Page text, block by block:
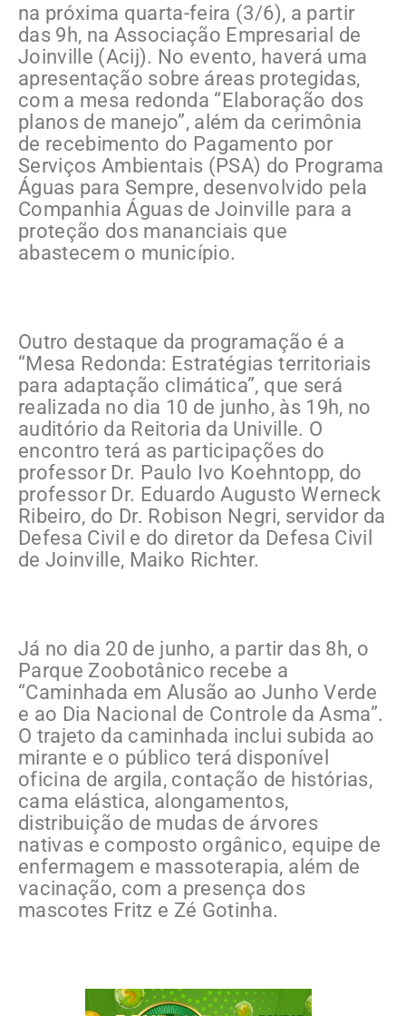
na próxima quarta-feira (3/6), a partir
das 9h, na Associação Empresarial de
Joinville (Acij). No evento, haverá uma
apresentação sobre áreas protegidas,
com a mesa redonda “Elaboração dos
planos de manejo”, além da cerimônia
de recebimento do Pagamento por
Serviços Ambientais (PSA) do Programa
Águas para Sempre, desenvolvido pela
Companhia Águas de Joinville para a
proteção dos mananciais que
abastecem o município.
Outro destaque da programação é a
“Mesa Redonda: Estratégias territoriais
para adaptação climática”, que será
realizada no dia 10 de junho, às 19h, no
auditório da Reitoria da Univille. O
encontro terá as participações do
professor Dr. Paulo Ivo Koehntopp, do
professor Dr. Eduardo Augusto Werneck
Ribeiro, do Dr. Robison Negri, servidor da
Defesa Civil e do diretor da Defesa Civil
de Joinville, Maiko Richter.
Já no dia 20 de junho, a partir das 8h, o
Parque Zoobotânico recebe a
“Caminhada em Alusão ao Junho Verde
e ao Dia Nacional de Controle da Asma”.
O trajeto da caminhada inclui subida ao
mirante e o público terá disponível
oficina de argila, contação de histórias,
cama elástica, alongamentos,
distribuição de mudas de árvores
nativas e composto orgânico, equipe de
enfermagem e massoterapia, além de
vacinação, com a presença dos
mascotes Fritz e Zé Gotinha.